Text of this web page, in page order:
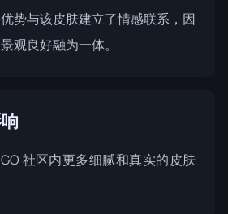
势与该皮肤建立了情感联系，因
观良好融为一体。
社区内更多细腻和真实的皮肤